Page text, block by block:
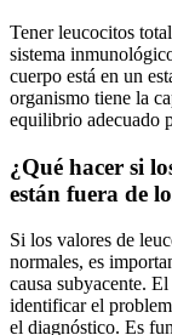
Tener leucocitos
sistema
cuerpo está en un
organismo tiene la
equilibrio adecuado
¿Qué hacer si
están fuera de
Si los valores de
normales, es
causa subyacente.
identificar el
el diagnóstico. Es